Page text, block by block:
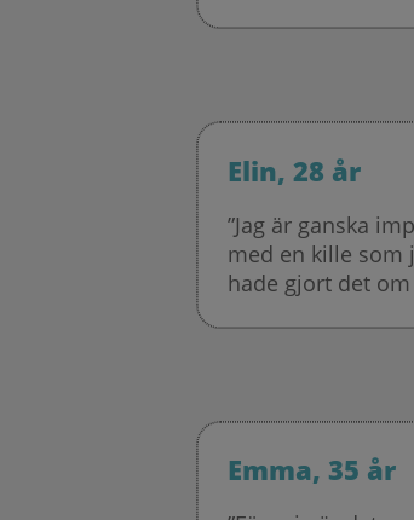
Elin, 28 år
”Jag är ganska
med en kille som
hade gjort det om
Emma, 35 år